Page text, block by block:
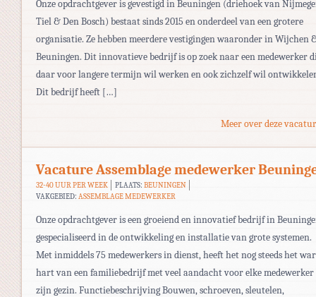
Onze opdrachtgever is gevestigd in Beuningen (driehoek van
Tiel & Den Bosch) bestaat sinds 2015 en onderdeel van een grotere
organisatie. Ze hebben meerdere vestigingen waaronder in Wijchen
Beuningen. Dit innovatieve bedrijf is op zoek naar een medewerker
daar voor langere termijn wil werken en ook zichzelf wil
Dit bedrijf heeft […]
Meer over deze
Vacature Assemblage medewerker
32-40 UUR PER WEEK PLAATS: BEUNINGEN
VAKGEBIED: ASSEMBLAGE MEDEWERKER
Onze opdrachtgever is een groeiend en innovatief bedrijf in
gespecialiseerd in de ontwikkeling en installatie van grote systemen.
Met inmiddels 75 medewerkers in dienst, heeft het nog steeds het
hart van een familiebedrijf met veel aandacht voor elke medewerker
zijn gezin. Functiebeschrijving Bouwen, schroeven, sleutelen,